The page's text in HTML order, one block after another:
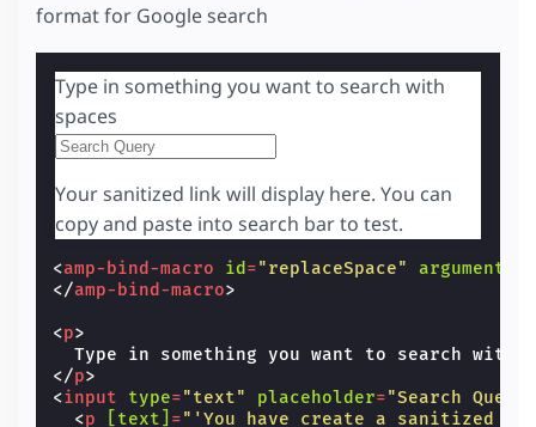
format for Google search
Type in something you want to search with
spaces
Your sanitized link will display here. You can
copy and paste into search bar to test.
<amp-bind-macro id ="replaceSpace" arguments
</amp-bind-macro>
<p>
</p>
<input type="text" placeholder="Search
<p [text] ="'You have create a sanitized